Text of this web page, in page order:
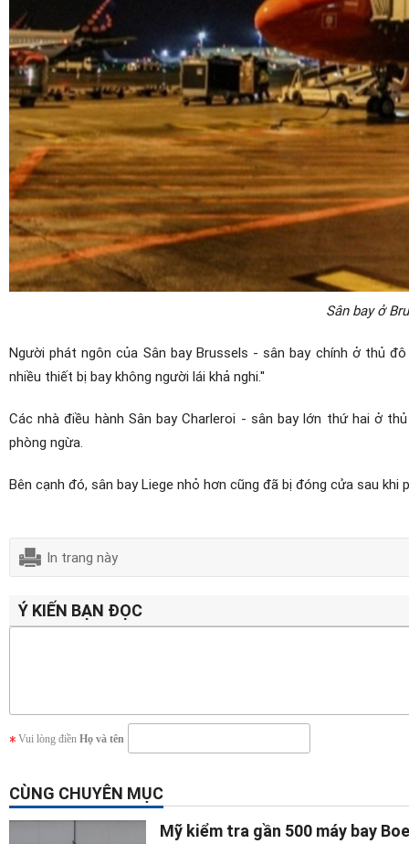
Sân bay ở
Người phát ngôn của Sân bay Brussels - sân bay chính ở thủ
nhiều thiết bị bay không người lái khả nghi.''
Các nhà điều hành Sân bay Charleroi - sân bay lớn thứ hai ở
phòng ngừa.
Bên cạnh đó, sân bay Liege nhỏ hơn cũng đã bị đóng cửa sau
In trang này
Ý KIẾN BẠN ĐỌC
Vui lòng điền Họ và tên
CÙNG CHUYÊN MỤC
Mỹ kiểm tra gần 500 máy bay